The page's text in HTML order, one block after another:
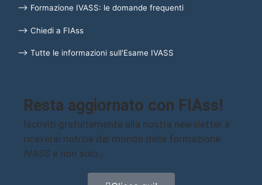
⟶ Formazione IVASS: le domande frequenti
⟶ Chiedi a FIAss
⟶ Tutte le informazioni sull'Esame IVASS
Resta aggiornato con FIAss!
Iscriviti gratuitamente alla nostra newsletter e
riceverai notizie dal mondo della formazione
IVASS e non solo…